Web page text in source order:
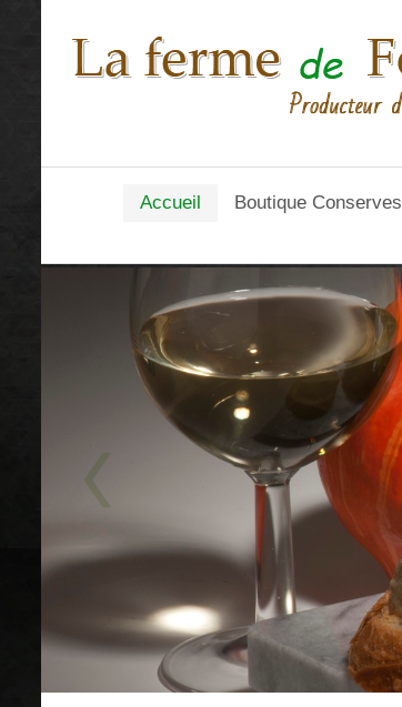
Accueil Boutique Conserves